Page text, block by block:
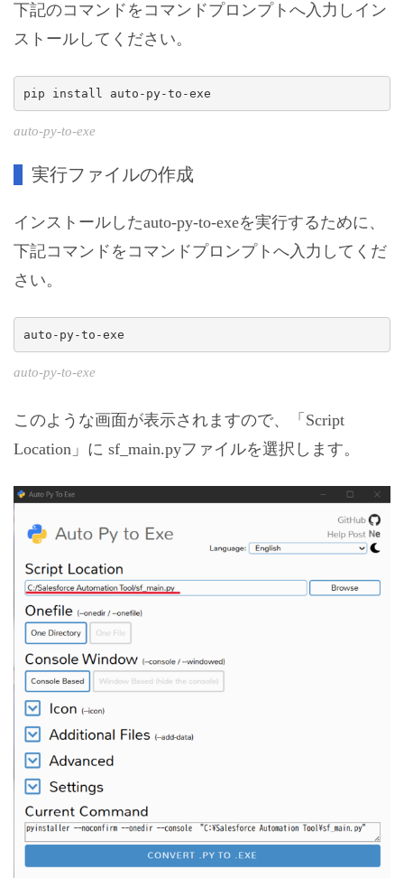
下記のコマンドをコマンドプロンプトへ入力しイン
ストールしてください。
pip install auto-py-to-exe
auto-py-to-exe
実行ファイルの作成
インストールしたauto-py-to-exeを実行するために、
下記コマンドをコマンドプロンプトへ入力してくだ
さい。
auto-py-to-exe
auto-py-to-exe
このような画面が表示されますので、「Script
Location」に sf_main.pyファイルを選択します。